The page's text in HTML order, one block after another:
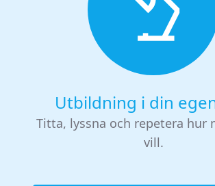
Utbildning i din
Titta, lyssna och repetera hur
vill.